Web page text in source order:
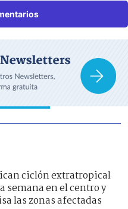
ciclón extratropical
semana en el centro y
las zonas afectadas